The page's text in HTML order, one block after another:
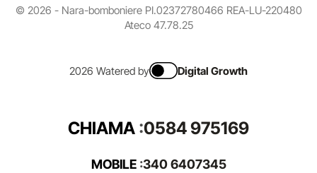
© 2026 - Nara-bomboniere PI.02372780466 REA-LU-220480
Ateco 47.78.25
2026 Watered by Digital Growth
CHIAMA :0584 975169
MOBILE:340 6407345